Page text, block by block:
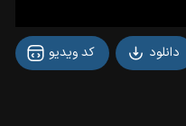
کد ویدیو دانلود